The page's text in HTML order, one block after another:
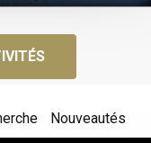
Nouveautés